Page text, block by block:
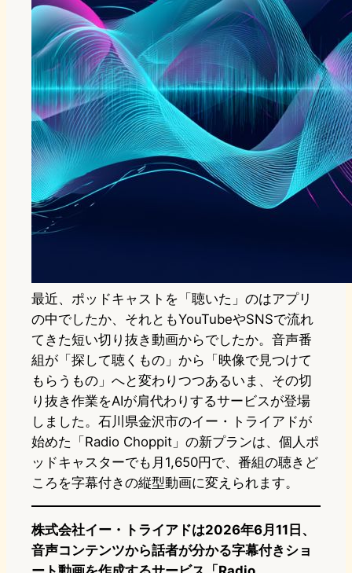
最近、ポッドキャストを「聴いた」のはアプリ
の中でしたか、それともYouTubeやSNSで流れ
てきた短い切り抜き動画からでしたか。音声番
組が「探して聴くもの」から「映像で見つけて
もらうもの」へと変わりつつあるいま、その切
り抜き作業をAIが肩代わりするサービスが登場
しました。石川県金沢市のイー・トライアドが
始めた「Radio Choppit」の新プランは、個人ポ
ッドキャスターでも月1,650円で、番組の聴きど
ころを字幕付きの縦型動画に変えられます。
株式会社イー・トライアドは2026年6月11日、
音声コンテンツから話者が分かる字幕付きショ